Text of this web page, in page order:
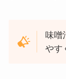
味噌
やす